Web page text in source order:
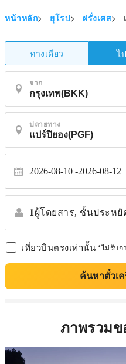
หน้าหลัก> ยุโรป> ฝรั่งเศส>
ทางเดียว ไ
จาก
ปลายทาง
2026-08-10 2026-08-12
1 ผู้โดยสาร, ชั้นประหยั
เที่ยวบินตรงเท่านั้น *ไม่รับก
ค้นหาตั๋วเ
ภาพรวมข